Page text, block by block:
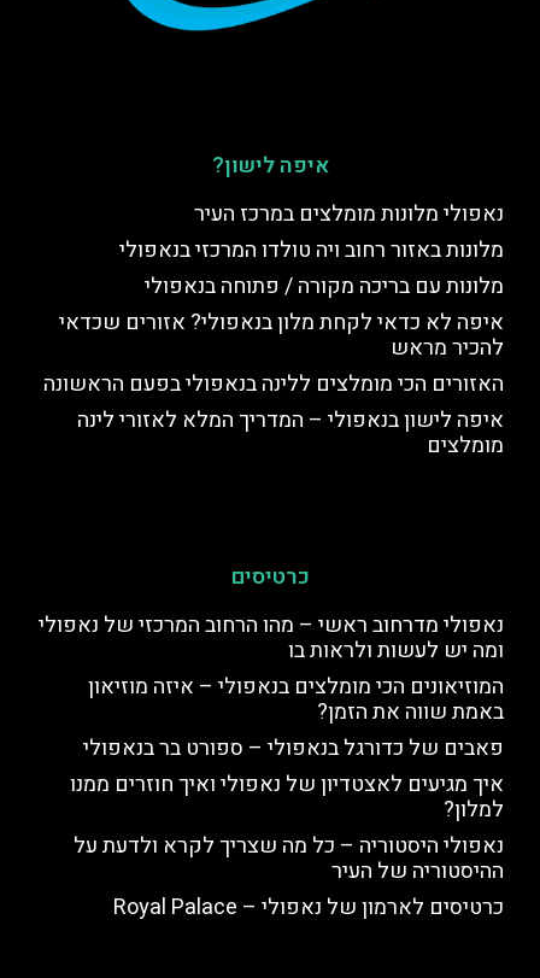
איפה לישון?
נאפולי מלונות מומלצים במרכז העיר
מלונות באזור רחוב ויה טולדו המרכזי בנאפולי
מלונות עם בריכה מקורה / פתוחה בנאפולי
איפה לא כדאי לקחת מלון בנאפולי? אזורים שכדאי
להכיר מראש
האזורים הכי מומלצים ללינה בנאפולי בפעם הראשונה
איפה לישון בנאפולי – המדריך המלא לאזורי לינה
מומלצים
כרטיסים
נאפולי מדרחוב ראשי – מהו הרחוב המרכזי של נאפולי
ומה יש לעשות ולראות בו
המוזיאונים הכי מומלצים בנאפולי – איזה מוזיאון
באמת שווה את הזמן?
פאבים של כדורגל בנאפולי – ספורט בר בנאפולי
איך מגיעים לאצטדיון של נאפולי ואיך חוזרים ממנו
למלון?
נאפולי היסטוריה – כל מה שצריך לקרא ולדעת על
ההיסטוריה של העיר
כרטיסים לארמון של נאפולי – Royal Palace